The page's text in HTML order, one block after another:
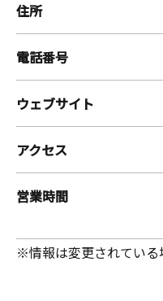
住所
電話番号
ウェブサイト
アクセス
営業時間
※情報は変更されている